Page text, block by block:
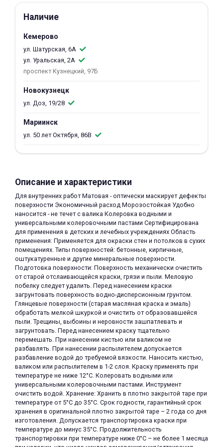
Наличие
Кемерово
ул. Шатурская, 6А
ул. Уральская, 2А
проспект Кузнецкий, 97Б
Новокузнецк
ул. Доз, 19/28
Мариинск
ул. 50 лет Октября, 86В
Описание и характеристики
Для внутренних работ Матовая - оптически маскирует дефекты
поверхности Экономичный расход Морозостойкая Удобно
наносится - не течет с валика Колеровка водными и
универсальными колеровочными пастами Сертифицирована
для применения в детских и лечебных учреждениях Область
применения: Применяется для окраски стен и потолков в сухих
помещениях. Типы поверхностей: бетонные, кирпичные,
оштукатуренные и другие минеральные поверхности.
Подготовка поверхности: Поверхность механически очистить
от старой отслаивающейся краски, грязи и пыли. Меловую
побелку следует удалить. Перед нанесением краски
загрунтовать поверхность водно-дисперсионным грунтом.
Глянцевые поверхности (старая масляная краска и эмаль)
обработать мелкой шкуркой и очистить от образовавшейся
пыли. Трещины, выбоины и неровности зашпатлевать и
загрунтовать. Перед нанесением краску тщательно
перемешать. При нанесении кистью или валиком не
разбавлять. При нанесении распылителем допускается
разбавление водой до требуемой вязкости. Наносить кистью,
валиком или распылителем в 1-2 слоя. Краску применять при
температуре не ниже 12°С. Колеровать водными или
универсальными колеровочными пастами. Инструмент
очистить водой. Хранение: Хранить в плотно закрытой таре при
температуре от 5°С до 35°С. Срок годности, гарантийный срок
хранения в оригинальной плотно закрытой таре – 2 года со дня
изготовления. Допускается транспортировка краски при
температуре до минус 35°С. Продолжительность
транспортировки при температуре ниже 0°С – не более 1 месяца
недели
раз в 2 недели
Остались вопросы?
8 800 302-02-51